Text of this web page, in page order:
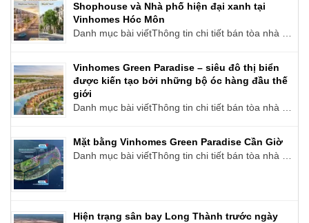
Shophouse và Nhà phố hiện đại xanh tại
Vinhomes Hóc Môn
Danh mục bài viếtThông tin chi tiết bán tòa nhà …
Vinhomes Green Paradise – siêu đô thị biển
được kiến tạo bởi những bộ óc hàng đầu thế
giới
Danh mục bài viếtThông tin chi tiết bán tòa nhà …
Mặt bằng Vinhomes Green Paradise Cần Giờ
Danh mục bài viếtThông tin chi tiết bán tòa nhà …
Hiện trạng sân bay Long Thành trước ngày